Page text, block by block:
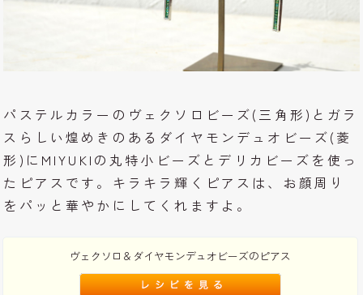
パステルカラーのヴェクソロビーズ(三角形)とガラ
スらしい煌めきのあるダイヤモンデュオビーズ(菱
形)にMIYUKIの丸特小ビーズとデリカビーズを使っ
たピアスです。キラキラ輝くピアスは、お顔周り
をパッと華やかにしてくれますよ。
ヴェクソロ＆ダイヤモンデュオビーズのピアス